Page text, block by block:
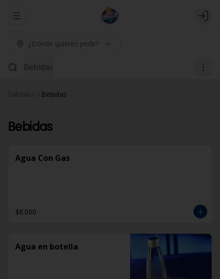
Abrir menu de navegación Login
¿Dónde quieres pedir?
Bebidas
Bebidas
Bebidas
Agua Con Gas
$8.000
Agua en botella